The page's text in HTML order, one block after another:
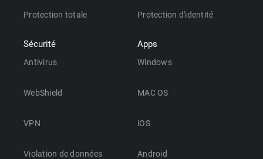
Protection totale
Sécurité
Antivirus
WebShield
VPN
Violation de données
Protection d'identité
Apps
Windows
MAC OS
iOS
Android